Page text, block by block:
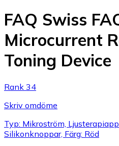
FAQ Swiss
Microcurrent
Toning Device
Rank 34
Skriv omdöme
Typ: Mikroström,
Silikonknoppar, Färg: Röd